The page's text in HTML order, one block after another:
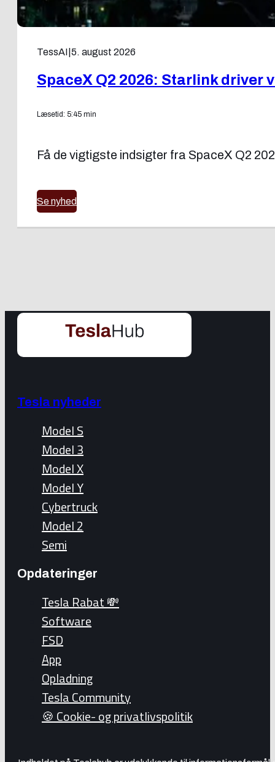
TessAI 5. august 2026
SpaceX Q2 2026: Starlink driver
Læsetid: 5:45 min
Få de vigtigste indsigter fra SpaceX Q2
Se nyhed
Tesla nyheder
Model S
Model 3
Model X
Model Y
Cybertruck
Model 2
Semi
Opdateringer
Tesla Rabat 💸
Software
FSD
App
Opladning
Tesla Community
🍪 Cookie- og privatlivspolitik